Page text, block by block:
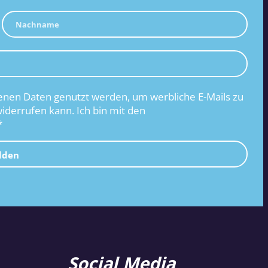
Daten genutzt werden, um werbliche E-Mails zu
kann. Ich bin mit den
Social Media